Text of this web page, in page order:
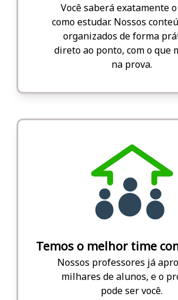
Você saberá exatamente
como estudar. Nossos
organizados de forma
direto ao ponto, com o que
na prova.
Temos o melhor time
Nossos professores já
milhares de alunos, e o
pode ser você.